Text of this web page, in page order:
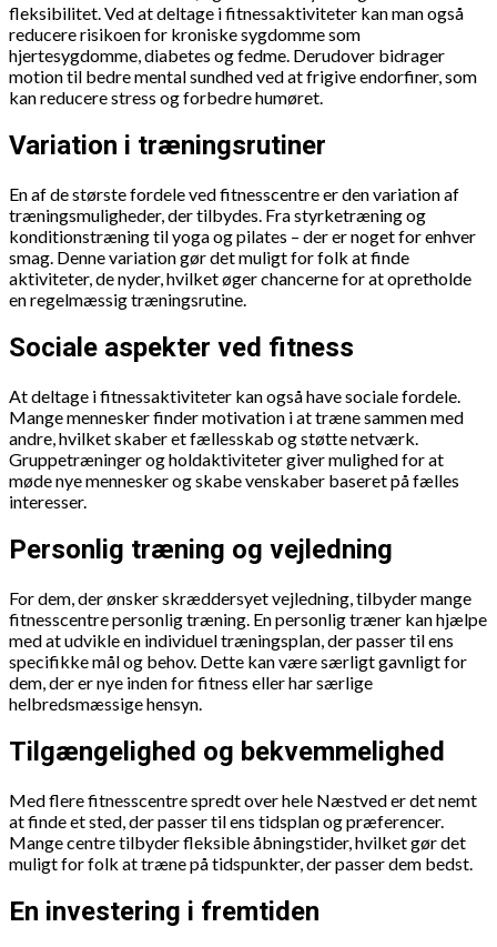
fleksibilitet. Ved at deltage i fitnessaktiviteter kan man også
reducere risikoen for kroniske sygdomme som
hjertesygdomme, diabetes og fedme. Derudover bidrager
motion til bedre mental sundhed ved at frigive endorfiner, som
kan reducere stress og forbedre humøret.
Variation i træningsrutiner
En af de største fordele ved fitnesscentre er den variation af
træningsmuligheder, der tilbydes. Fra styrketræning og
konditionstræning til yoga og pilates – der er noget for enhver
smag. Denne variation gør det muligt for folk at finde
aktiviteter, de nyder, hvilket øger chancerne for at opretholde
en regelmæssig træningsrutine.
Sociale aspekter ved fitness
At deltage i fitnessaktiviteter kan også have sociale fordele.
Mange mennesker finder motivation i at træne sammen med
andre, hvilket skaber et fællesskab og støtte netværk.
Gruppetræninger og holdaktiviteter giver mulighed for at
møde nye mennesker og skabe venskaber baseret på fælles
interesser.
Personlig træning og vejledning
For dem, der ønsker skræddersyet vejledning, tilbyder mange
fitnesscentre personlig træning. En personlig træner kan hjælpe
med at udvikle en individuel træningsplan, der passer til ens
specifikke mål og behov. Dette kan være særligt gavnligt for
dem, der er nye inden for fitness eller har særlige
helbredsmæssige hensyn.
Tilgængelighed og bekvemmelighed
Med flere fitnesscentre spredt over hele Næstved er det nemt
at finde et sted, der passer til ens tidsplan og præferencer.
Mange centre tilbyder fleksible åbningstider, hvilket gør det
muligt for folk at træne på tidspunkter, der passer dem bedst.
En investering i fremtiden